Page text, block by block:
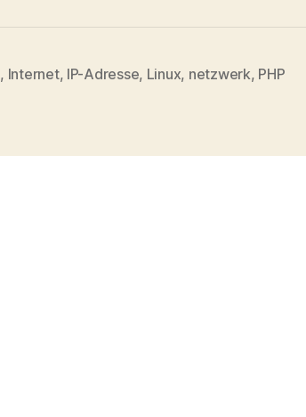
, Internet, IP-Adresse, Linux, netzwerk, PHP